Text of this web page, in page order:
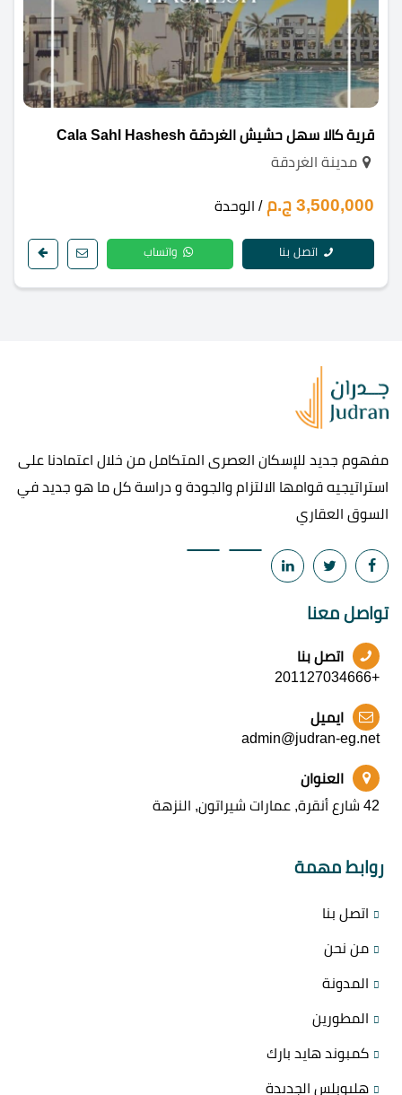
قرية كالا سهل حشيش الغردقة Cala Sahl Hashesh
مدينة الغردقة
3,500,000 ج.م / الوحدة
اتصل بنا واتساب
مفهوم جديد للإسكان العصرى المتكامل من خلال اعتمادنا على
استراتيجيه قوامها الالتزام والجودة و دراسة كل ما هو جديد في
السوق العقاري
تواصل معنا
اتصل بنا
+201127034666
ايميل
admin@judran-eg.net
العنوان
42 شارع أنقرة, عمارات شيراتون, النزهة
روابط مهمة
اتصل بنا
من نحن
المدونة
المطورين
كمبوند هايد بارك
هليوبلس الجديدة